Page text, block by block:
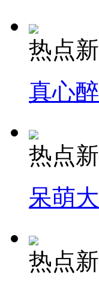
热点
真心
热点
呆萌
热点